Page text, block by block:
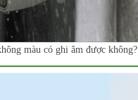
màu có ghi âm được không?